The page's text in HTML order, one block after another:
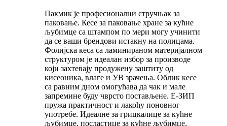
Пакмик је професионални стручњак за
паковање. Кесе за паковање хране за кућне
љубимце са штампом по мери могу учинити
да се ваши брендови истакну на полицама.
Фолијска кеса са ламинираном материјалном
структуром је идеалан избор за производе
који захтевају продужену заштиту од
кисеоника, влаге и УВ зрачења. Облик кесе
са равним дном омогућава да чак и мале
запремине буду чврсто постављене. Е-ЗИП
пружа практичност и лакоћу поновног
употребе. Идеалне за грицкалице за кућне
љубимце, посластице за кућне љубимце,